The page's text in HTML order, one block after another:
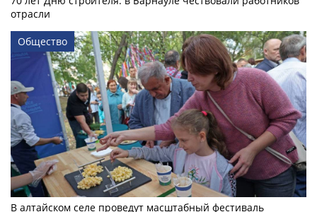
отрасли
Общество
В алтайском селе проведут масштабный фестиваль